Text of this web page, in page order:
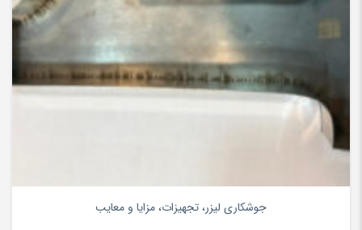
جوشکاری لیزر، تجهیزات، مزایا و معایب